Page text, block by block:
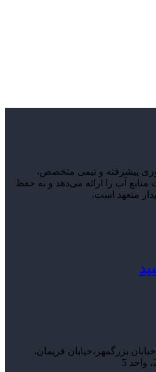
پیشرفته و تیمی متخصص،
آب را ارائه می‌دهد و به حفظ
متعهد است.
بزرگمهر،خیابان فریمان،